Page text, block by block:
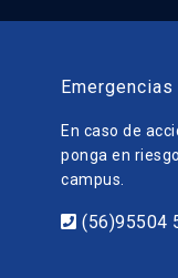
Emergencias
En caso de
ponga en
campus.
(56)95504